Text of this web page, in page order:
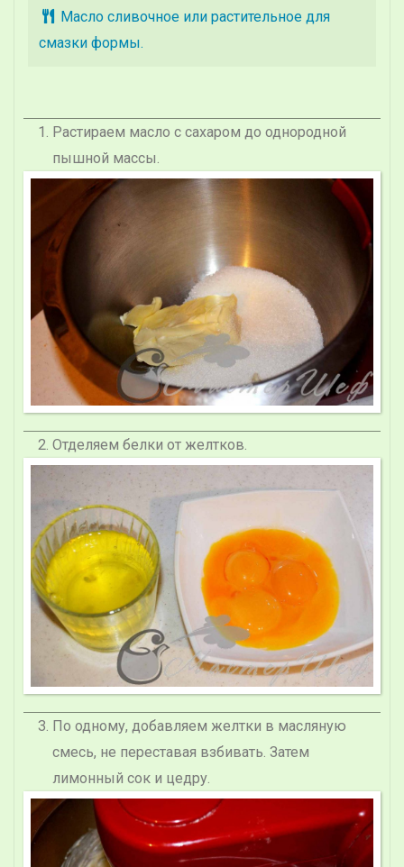
Масло сливочное или растительное для
смазки формы.
Растираем масло с сахаром до однородной
пышной массы.
Отделяем белки от желтков.
По одному, добавляем желтки в масляную
смесь, не переставая взбивать. Затем
лимонный сок и цедру.